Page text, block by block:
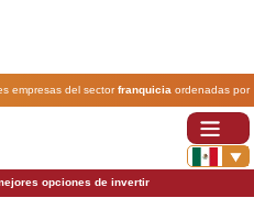
empresas del sectorfranquicia ordenadas por
las más rentables, baratas y
opciones de invertir